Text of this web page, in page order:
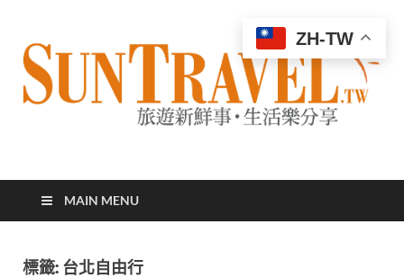
太陽網
MAIN MENU
標籤: 台北自由行
ZH-TW